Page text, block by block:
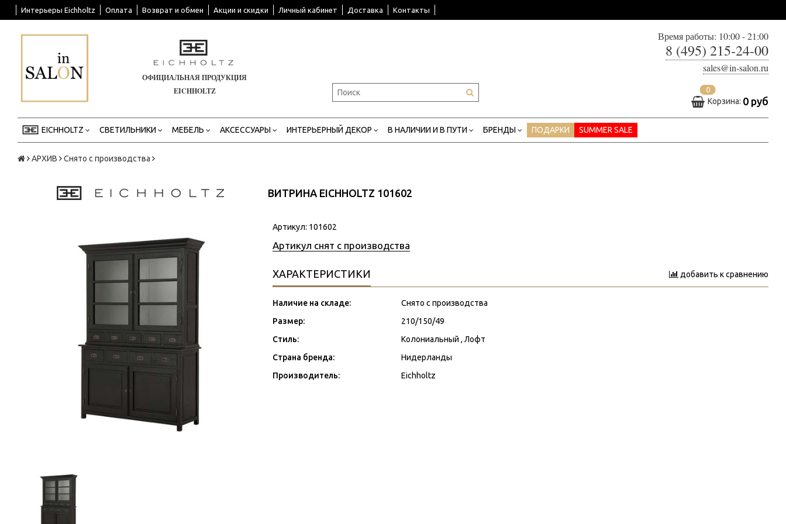
Интерьеры Eichholtz Оплата Возврат и обмен Акции и скидки Личный кабинет Доставка Контакты
ОФИЦИАЛЬНАЯ ПРОДУКЦИЯ
EICHHOLTZ
Время работы: 10:00 - 21:00
8 (495) 215-24-00
sales@in-salon.ru
0
Корзина: 0 руб
EICHHOLTZ СВЕТИЛЬНИКИ МЕБЕЛЬ АКСЕССУАРЫ ИНТЕРЬЕРНЫЙ ДЕКОР В НАЛИЧИИ И В ПУТИ БРЕНДЫ ПОДАРКИ SUMMER SALE
АРХИВ Снято с производства
ВИТРИНА EICHHOLTZ 101602
Артикул: 101602
Артикул снят с производства
ХАРАКТЕРИСТИКИ добавить к сравнению
Наличие на складе:
Снято с производства
Размер:
210/150/49
Стиль:
Колониальный , Лофт
Страна бренда:
Нидерланды
Производитель:
Eichholtz